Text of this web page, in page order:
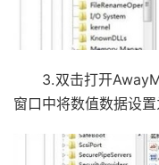
3.双击打开
窗口中将数值数据设置